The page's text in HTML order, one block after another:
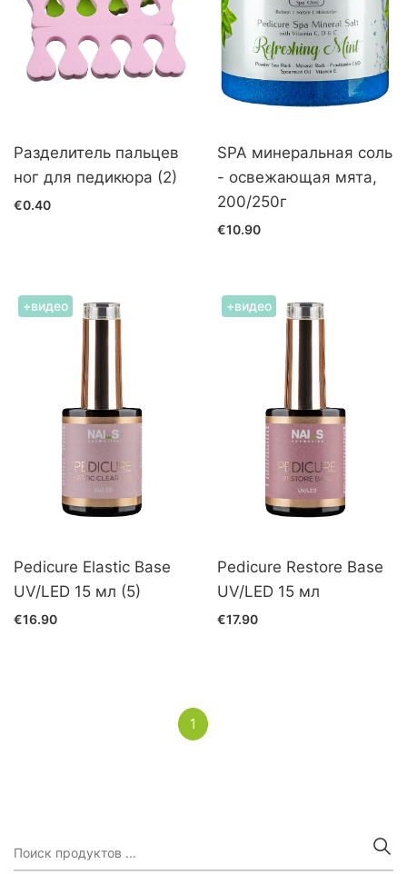
Разделитель пальцев
ног для педикюра (2)
€0.40
SPA минеральная соль
- освежающая мята,
200/250г
€10.90
+видео
Pedicure Elastic Base
UV/LED 15 мл (5)
€16.90
+видео
Pedicure Restore Base
UV/LED 15 мл
€17.90
1